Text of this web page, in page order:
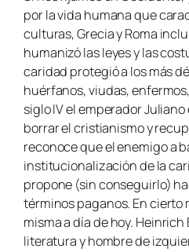
por la vida humana que
culturas, Grecia y Roma
humanizó las leyes y las
caridad protegió a los más
huérfanos, viudas,
siglo IV el emperador
borrar el cristianismo y
reconoce que el enemigo a
institucionalización de la
propone (sin conseguirlo)
términos paganos. En cierto
misma a día de hoy.
literatura y hombre de